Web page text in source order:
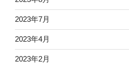
2023年7月
2023年4月
2023年2月